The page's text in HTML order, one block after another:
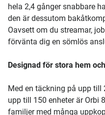
hela 2,4 gånger snabbare
den är dessutom
Oavsett om du streamar,
förvänta dig en sömlös
Designad för stora hem
Med en täckning på upp
upp till 150 enheter är Orbi
familjer med många